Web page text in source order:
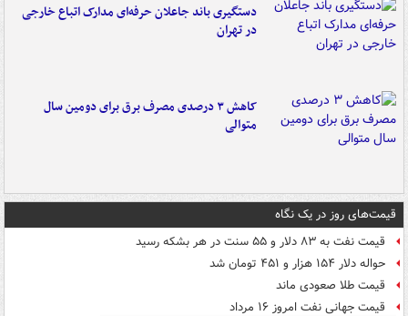
دستگیری باند جاعلان حرفه‌ای مدارک اتباع خارجی
در تهران
کاهش ۳ درصدی مصرف برق برای دومین سال
متوالی
قیمت‌های روز در یک نگاه
قیمت نفت به ۸۳ دلار و ۵۵ سنت در هر بشکه رسید
حواله دلار ۱۵۴ هزار و ۴۵۱ تومان شد
قیمت طلا صعودی ماند
قیمت جهانی نفت امروز ۱۶ مرداد